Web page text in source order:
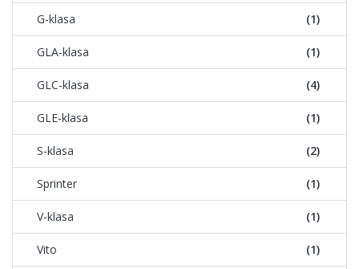
G-klasa (1)
GLA-klasa (1)
GLC-klasa (4)
GLE-klasa (1)
S-klasa (2)
Sprinter (1)
V-klasa (1)
Vito (1)